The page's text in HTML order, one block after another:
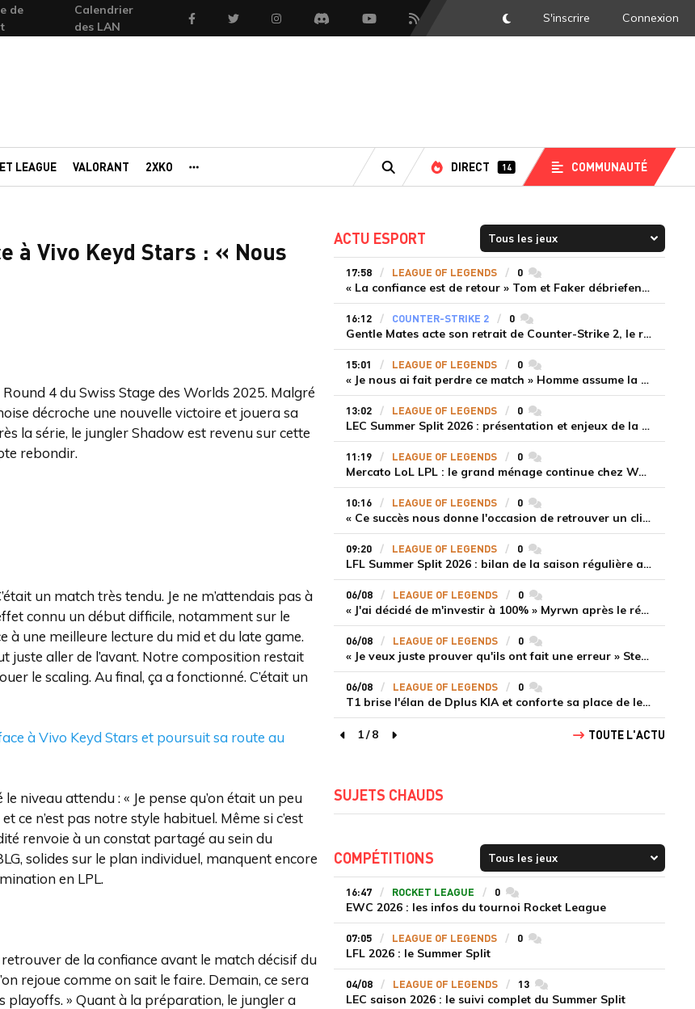
de
Calendrier
des LAN
FacebookTwitter InstagramDiscord YoutubeFlux RSS DarkMode
S'inscrire Connexion
LEAGUE VALORANT 2XKO
RECHERCHE
DIRECT 14 COMMUNAUTÉ
à Vivo Keyd Stars : « Nous
4 du Swiss Stage des Worlds 2025. Malgré
décroche une nouvelle victoire et jouera sa
la série, le jungler Shadow est revenu sur cette
rebondir.
un match très tendu. Je ne m’attendais pas à
connu un début difficile, notamment sur le
une meilleure lecture du mid et du late game.
juste aller de l’avant. Notre composition restait
le scaling. Au final, ça a fonctionné. C’était un
à Vivo Keyd Stars et poursuit sa route au
niveau attendu : « Je pense qu’on était un peu
n’est pas notre style habituel. Même si c’est
renvoie à un constat partagé au sein du
solides sur le plan individuel, manquent encore
en LPL.
de la confiance avant le match décisif du
rejoue comme on sait le faire. Demain, ce sera
» Quant à la préparation, le jungler a
ACTU ESPORT
17:58 LEAGUE OF LEGENDS 0commentaires
« La confiance est de retour » Tom et Faker débriefent la victoire convaincante de T1 face à Dplus KIA
16:12 COUNTER-STRIKE 2 0commentaires
Gentle Mates acte son retrait de Counter-Strike 2, le roster ibérique libéré
15:01 LEAGUE OF LEGENDS 0commentaires
« Je nous ai fait perdre ce match » Homme assume la responsabilité de la défaite de HLE face à Gen.G
13:02 LEAGUE OF LEGENDS 0commentaires
LEC Summer Split 2026 : présentation et enjeux de la troisième semaine de compétition
11:19 LEAGUE OF LEGENDS 0commentaires
Mercato LoL LPL : le grand ménage continue chez Weibo Gaming, Jiejie quitte le navire au profit de Xiaohao
10:16 LEAGUE OF LEGENDS 0commentaires
« Ce succès nous donne l'occasion de retrouver un climat beaucoup plus positif » Ryu et Canyon soulagés après la victoire de Gen.G sur HLE
09:20 LEAGUE OF LEGENDS 0commentaires
LFL Summer Split 2026 : bilan de la saison régulière avec Solary en tête
06/08 LEAGUE OF LEGENDS 0commentaires
« J'ai décidé de m'investir à 100% » Myrwn après le réveil de Movistar KOI face à Fnatic
06/08 LEAGUE OF LEGENDS 0commentaires
« Je veux juste prouver qu'ils ont fait une erreur » Stend se confie sur son mercato chaotique et ses ambitions avec Shifters
06/08 LEAGUE OF LEGENDS 0commentaires
T1 brise l'élan de Dplus KIA et conforte sa place de leader en LCK 2026 Rounds 3-4
page précédente
1/8
page suivante
TOUTE L'ACTU
SUJETS CHAUDS
COMPÉTITIONS
16:47 ROCKET LEAGUE 0commentaires
EWC 2026 : les infos du tournoi Rocket League
07:05 LEAGUE OF LEGENDS 0commentaires
LFL 2026 : le Summer Split
04/08 LEAGUE OF LEGENDS 13commentaires
LEC saison 2026 : le suivi complet du Summer Split